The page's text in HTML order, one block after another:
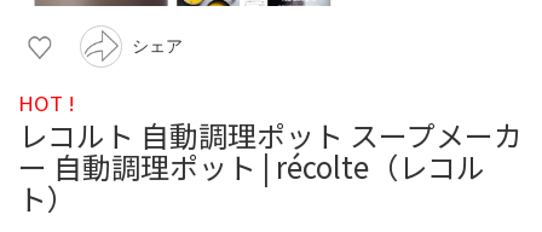
シェア
HOT !
レコルト 自動調理ポット スープメーカ
ー 自動調理ポット | récolte（レコル
ト）